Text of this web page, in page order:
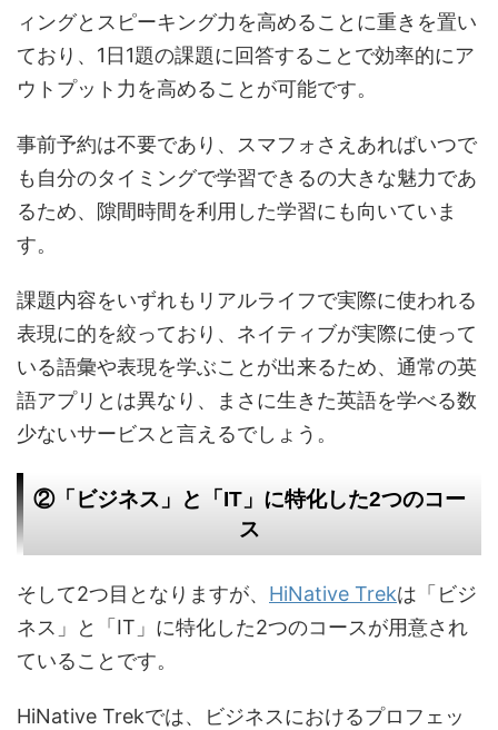
ィングとスピーキング力を高めることに重きを置い
ており、1日1題の課題に回答することで効率的にア
ウトプット力を高めることが可能です。
事前予約は不要であり、スマフォさえあればいつで
も自分のタイミングで学習できるの大きな魅力であ
るため、隙間時間を利用した学習にも向いていま
す。
課題内容をいずれもリアルライフで実際に使われる
表現に的を絞っており、ネイティブが実際に使って
いる語彙や表現を学ぶことが出来るため、通常の英
語アプリとは異なり、まさに生きた英語を学べる数
少ないサービスと言えるでしょう。
②「ビジネス」と「IT」に特化した2つのコー
ス
そして2つ目となりますが、 HiNative Trekは「ビジ
ネス」と「IT」に特化した2つのコースが用意され
ていることです。
HiNative Trekでは、ビジネスにおけるプロフェッ